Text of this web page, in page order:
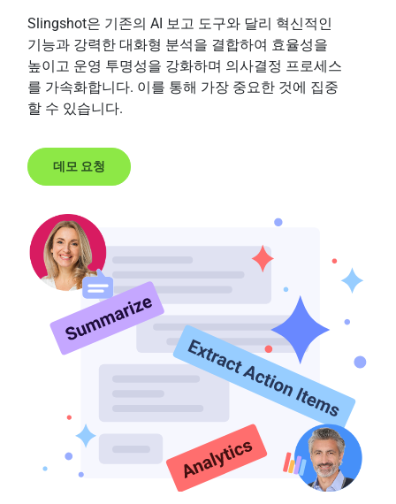
Slingshot은 기존의 AI 보고 도구와 달리 혁신적인
기능과 강력한 대화형 분석을 결합하여 효율성을
높이고 운영 투명성을 강화하며 의사결정 프로세스
를 가속화합니다. 이를 통해 가장 중요한 것에 집중
할 수 있습니다.
데모 요청